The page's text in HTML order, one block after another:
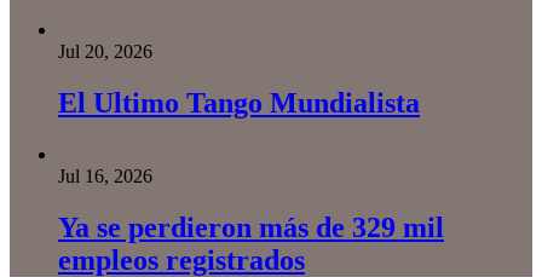
Jul 20, 2026
El Ultimo Tango Mundialista
Jul 16, 2026
Ya se perdieron más de 329 mil
empleos registrados